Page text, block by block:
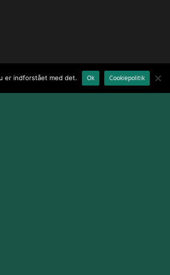
er indforstået med det. Ok Cookiepolitik